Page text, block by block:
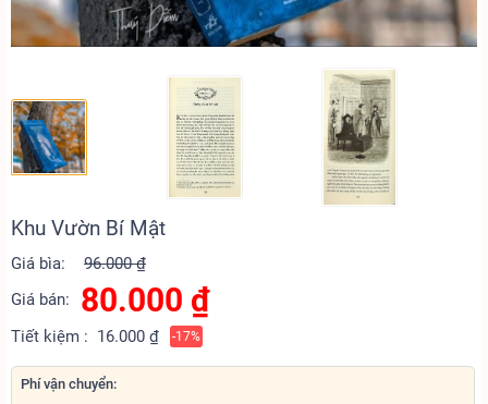
Khu Vườn Bí Mật
Giá bìa:
96.000 ₫
Giá bán:
80.000 ₫
Tiết kiệm : 16.000 ₫ -17%
Phí vận chuyển: